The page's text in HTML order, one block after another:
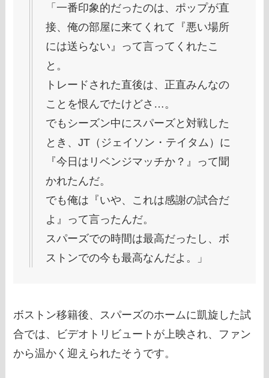
「一番印象的だったのは、ポップが直
接、俺の部屋に来てくれて『悪い場所
には送らない』って言ってくれたこ
と。
トレードされた直後は、正直みんなの
ことを恨んでたけどさ…。
でもシーズン中にスパーズと対戦した
とき、JT（ジェイソン・テイタム）に
『今日はリベンジマッチか？』って聞
かれたんだ。
でも俺は『いや、これは感謝の試合だ
よ』って言ったんだ。
スパーズでの時間は最高だったし、ボ
ストンでの今も最高なんだよ。」
ボストン移籍後、スパーズのホームに凱旋した試
合では、ビデオトリビュートが上映され、ファン
から温かく迎えられたそうです。